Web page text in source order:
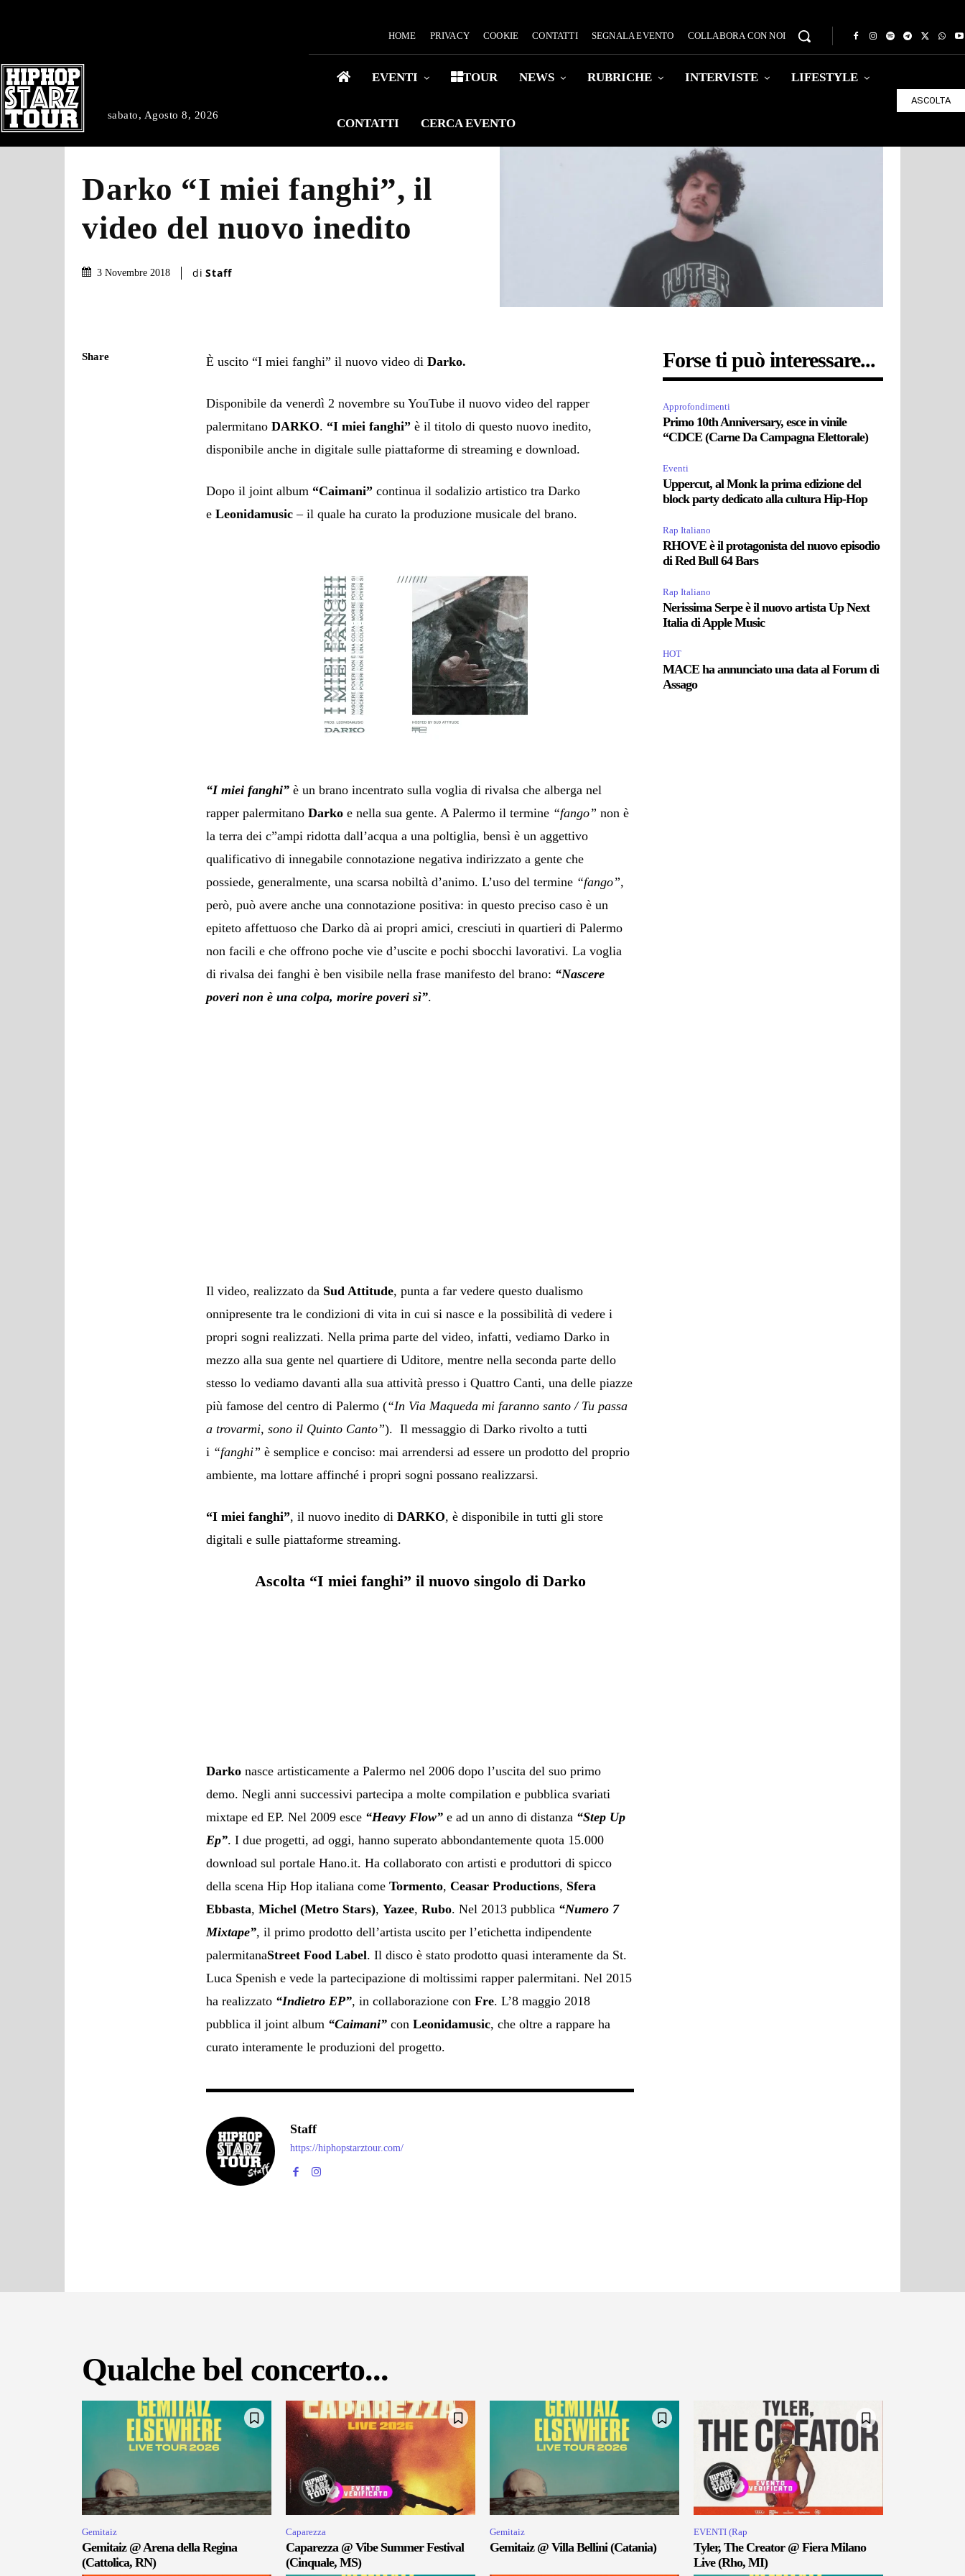
sabato, Agosto 8, 2026
HOME PRIVACY COOKIE CONTATTI SEGNALA EVENTO COLLABORA CON NOI
EVENTI TOUR NEWS RUBRICHE INTERVISTE LIFESTYLE
CONTATTI CERCA EVENTO
ASCOLTA
Darko “I miei fanghi”, il
video del nuovo inedito
3 Novembre 2018 di Staff
Share È uscito “I miei fanghi” il nuovo video diDarko.
Disponibile da venerdì 2 novembre su YouTube il nuovo video del rapper
palermitanoDARKO. “I miei fanghi” è il titolo di questo nuovo inedito,
disponibile anche in digitale sulle piattaforme di streaming e download.
Dopo il joint album “Caimani” continua il sodalizio artistico tra Darko
eLeonidamusic – il quale ha curato la produzione musicale del brano.
“I miei fanghi” è un brano incentrato sulla voglia di rivalsa che alberga nel
rapper palermitanoDarko e nella sua gente. A Palermo il termine “fango” non è
la terra dei c”ampi ridotta dall’acqua a una poltiglia, bensì è un aggettivo
qualificativo di innegabile connotazione negativa indirizzato a gente che
possiede, generalmente, una scarsa nobiltà d’animo. L’uso del termine “fango”,
però, può avere anche una connotazione positiva: in questo preciso caso è un
epiteto affettuoso che Darko dà ai propri amici, cresciuti in quartieri di Palermo
non facili e che offrono poche vie d’uscite e pochi sbocchi lavorativi. La voglia
di rivalsa dei fanghi è ben visibile nella frase manifesto del brano: “Nascere
poveri non è una colpa, morire poveri sì”.
Il video, realizzato da Sud Attitude, punta a far vedere questo dualismo
onnipresente tra le condizioni di vita in cui si nasce e la possibilità di vedere i
propri sogni realizzati. Nella prima parte del video, infatti, vediamo Darko in
mezzo alla sua gente nel quartiere di Uditore, mentre nella seconda parte dello
stesso lo vediamo davanti alla sua attività presso i Quattro Canti, una delle piazze
più famose del centro di Palermo (“In Via Maqueda mi faranno santo / Tu passa
a trovarmi, sono il Quinto Canto”). Il messaggio di Darko rivolto a tutti
i “fanghi” è semplice e conciso: mai arrendersi ad essere un prodotto del proprio
ambiente, ma lottare affinché i propri sogni possano realizzarsi.
“I miei fanghi”, il nuovo inedito diDARKO, è disponibile in tutti gli store
digitali e sulle piattaforme streaming.
Ascolta “I miei fanghi” il nuovo singolo di Darko
Darko nasce artisticamente a Palermo nel 2006 dopo l’uscita del suo primo
demo. Negli anni successivi partecipa a molte compilation e pubblica svariati
mixtape ed EP. Nel 2009 esce “Heavy Flow” e ad un anno di distanza “Step Up
Ep”. I due progetti, ad oggi, hanno superato abbondantemente quota 15.000
download sul portale Hano.it. Ha collaborato con artisti e produttori di spicco
della scena Hip Hop italiana comeTormento,Ceasar Productions, Sfera
Ebbasta,Michel (Metro Stars),Yazee,Rubo. Nel 2013 pubblica “Numero 7
Mixtape”, il primo prodotto dell’artista uscito per l’etichetta indipendente
palermitanaStreet Food Label. Il disco è stato prodotto quasi interamente da St.
Luca Spenish e vede la partecipazione di moltissimi rapper palermitani. Nel 2015
ha realizzato “Indietro EP”, in collaborazione conFre. L’8 maggio 2018
pubblica il joint album “Caimani” conLeonidamusic, che oltre a rappare ha
curato interamente le produzioni del progetto.
Staff
https://hiphopstarztour.com/
Forse ti può interessare...
Approfondimenti
Primo 10th Anniversary, esce in vinile
“CDCE (Carne Da Campagna Elettorale)
Eventi
Uppercut, al Monk la prima edizione del
block party dedicato alla cultura Hip-Hop
Rap Italiano
RHOVE è il protagonista del nuovo episodio
di Red Bull 64 Bars
Rap Italiano
Nerissima Serpe è il nuovo artista Up Next
Italia di Apple Music
HOT
MACE ha annunciato una data al Forum di
Assago
Qualche bel concerto...
Gemitaiz
Gemitaiz @ Arena della Regina
(Cattolica, RN)
Caparezza
Caparezza @ Vibe Summer Festival
(Cinquale, MS)
Gemitaiz
Gemitaiz @ Villa Bellini (Catania)
EVENTI (Rap
Tyler, The Creator @ Fiera Milano
Live (Rho, MI)